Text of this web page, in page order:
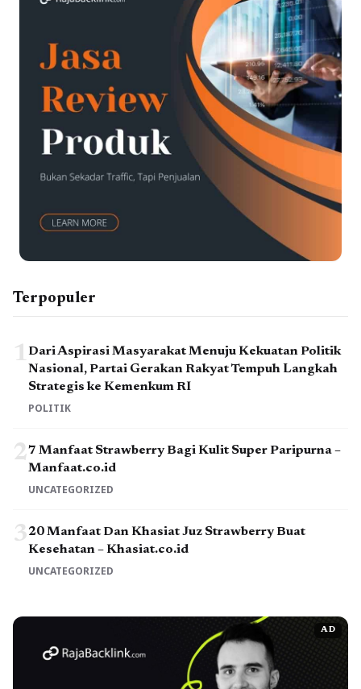
Terpopuler
1 Dari Aspirasi Masyarakat Menuju Kekuatan Politik
Nasional, Partai Gerakan Rakyat Tempuh Langkah
Strategis ke Kemenkum RI
POLITIK
27 Manfaat Strawberry Bagi Kulit Super Paripurna –
Manfaat.co.id
UNCATEGORIZED
320 Manfaat Dan Khasiat Juz Strawberry Buat
Kesehatan – Khasiat.co.id
UNCATEGORIZED
AD